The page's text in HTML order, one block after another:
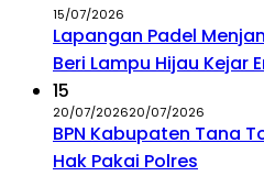
15/07/2026
Lapangan Padel
Beri Lampu Hijau Kejar
15
20/07/202620/07/2026
BPN Kabupaten Tana
Hak Pakai Polres